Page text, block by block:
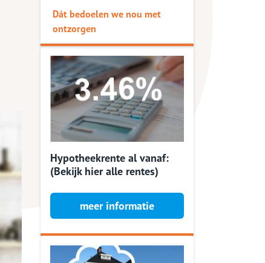
Dát bedoelen we nou met
ontzorgen
Hypotheekrente al vanaf:
(Bekijk hier alle rentes)
meer informatie